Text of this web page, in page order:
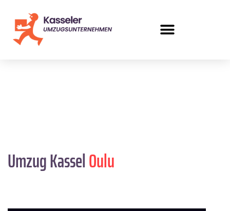
Umzug KasselOulu